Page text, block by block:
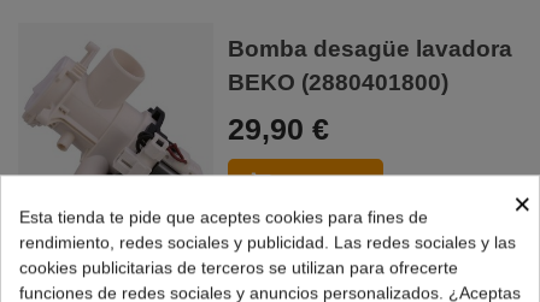
Bomba desagüe lavadora
BEKO (2880401800)
29,90 €
×
Esta tienda te pide que aceptes cookies para fines de
rendimiento, redes sociales y publicidad. Las redes sociales y las
cookies publicitarias de terceros se utilizan para ofrecerte
funciones de redes sociales y anuncios personalizados. ¿Aceptas